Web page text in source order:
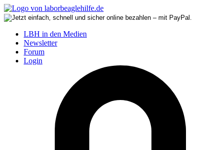
LBH in den Medien
Newsletter
Forum
Login